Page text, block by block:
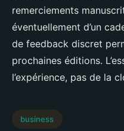
remerciements
éventuellement d’un
de feedback discret
prochaines éditions.
l’expérience, pas de la
business